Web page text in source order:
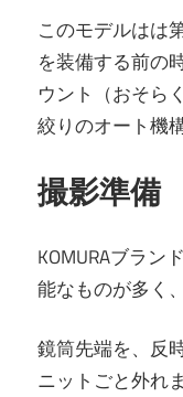
このモデルはは
を装備する前の
ウント（おそら
絞りのオート機
撮影準備
KOMURAブラン
能なものが多く
鏡筒先端を、反
ニットごと外れ